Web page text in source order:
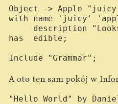
Object -> Apple "juicy
with name 'juicy'
description
has  edible;
A oto ten sam pokój w
"Hello World" by